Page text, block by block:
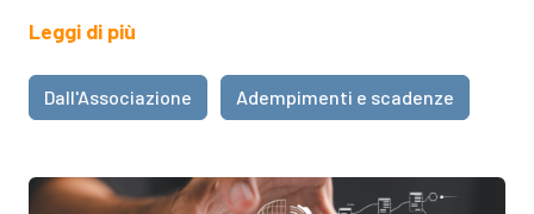
Leggi di più
Dall'Associazione Adempimenti e scadenze